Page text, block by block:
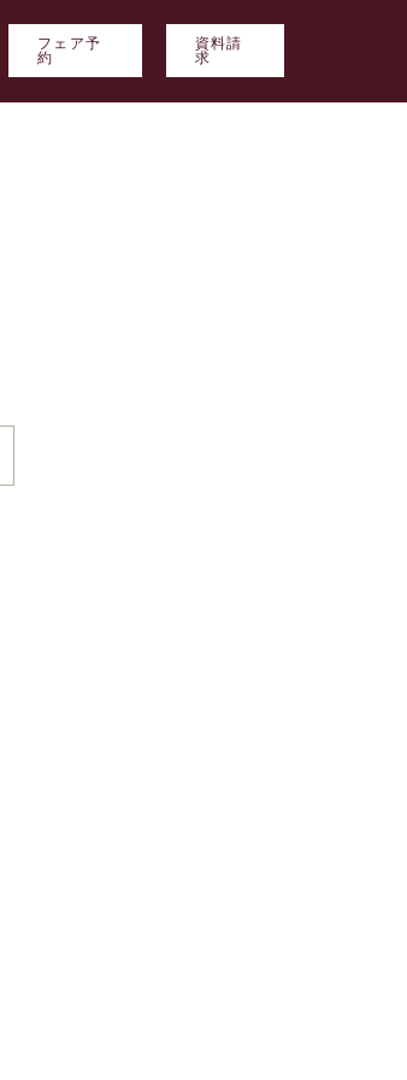
フェア予
約
資料請
求